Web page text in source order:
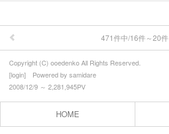
471件中/16件～20件
Copyright (C) ooedenko All Rights Reserved.
[login] Powered by samidare
2008/12/9 ～ 2,281,945PV
HOME